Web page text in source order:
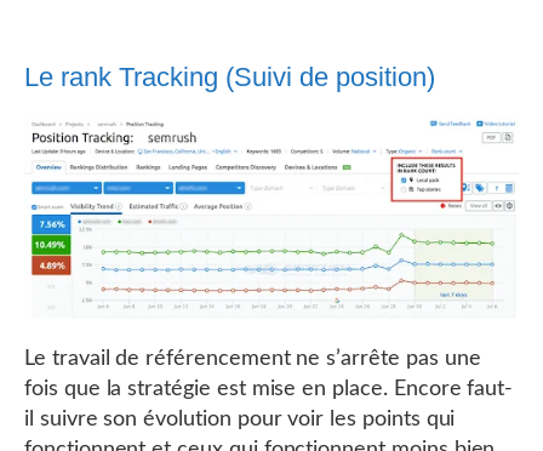
Le rank Tracking (Suivi de position)
Le travail de référencement ne s’arrête pas une
fois que la stratégie est mise en place. Encore faut-
il suivre son évolution pour voir les points qui